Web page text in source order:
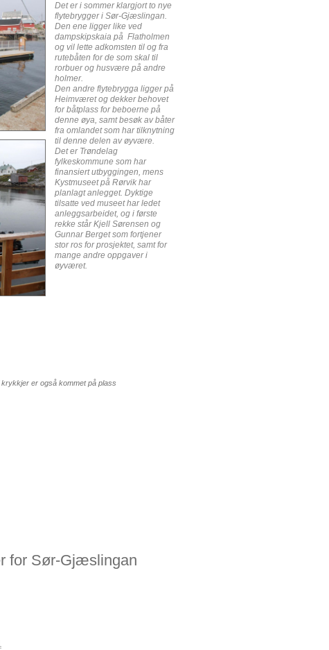
Det er i sommer klargjort to nye
flytebrygger i Sør-Gjæslingan.
Den ene ligger like ved
dampskipskaia på Flatholmen
og vil lette adkomsten til og fra
rutebåten for de som skal til
rorbuer og husvære på andre
holmer.
Den andre flytebrygga ligger på
Heimværet og dekker behovet
for båtplass for beboerne på
denne øya, samt besøk av båter
fra omlandet som har tilknytning
til denne delen av øyvære.
Det er Trøndelag
fylkeskommune som har
finansiert utbyggingen, mens
Kystmuseet på Rørvik har
planlagt anlegget. Dyktige
tilsatte ved museet har ledet
anleggsarbeidet, og i første
rekke står Kjell Sørensen og
Gunnar Berget som fortjener
stor ros for prosjektet, samt for
mange andre oppgaver i
øyværet.
krykkjer er også kommet på plass
for Sør-Gjæslingan